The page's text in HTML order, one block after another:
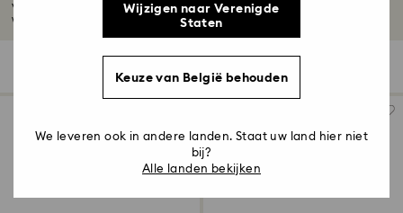
Van hemelsblauw tot marineblauw - duik in onze collectie blauwe
woonaccessoires...
Filter
Wijzigen naar Verenigde
Staten
Keuze van België behouden
We leveren ook in andere landen. Staat uw land hier niet
bij?
Alle landen bekijken